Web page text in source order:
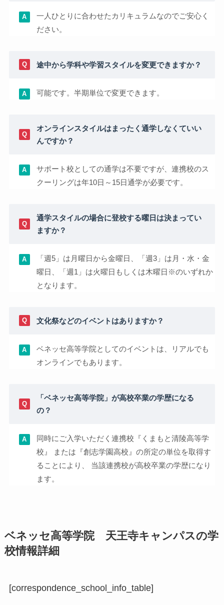
一人ひとりに合わせたカリキュラムなのでご安心く
ださい。
途中から学科や学習スタイルを変更できますか？
可能です。半期単位で変更できます。
オンラインスタイルはまったく通学しなくていい
んですか？
サポート校としての通学は不要ですが、連携校のス
クーリングは年10日～15日通学が必要です。
通学スタイルの場合に登校する曜日は決まってい
ますか？
「週5」は月曜日から金曜日、「週3」は月・水・金
曜日、「週1」は火曜日もしくは木曜日※のいずれか
となります。
文化祭などのイベントはありますか？
ベネッセ高等学院としてのイベントは、リアルでも
オンラインでもあります。
「ベネッセ高等学院」が高校卒業の学歴になる
の？
同時にご入学いただく連携校『くまもと清陵高等学
校』 または『創志学園高校』の所定の単位を取得す
ることにより、 当該連携校が高校卒業の学歴になり
ます。
ベネッセ高等学院 天王寺キャンパスの学
校情報詳細
[correspondence_school_info_table]